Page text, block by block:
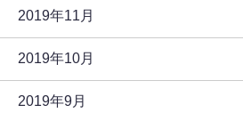
2019年11月
2019年10月
2019年9月